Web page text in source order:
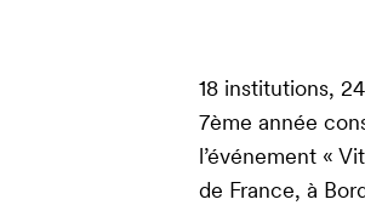
18 institutions,
7ème année
l’événement «
de France, à